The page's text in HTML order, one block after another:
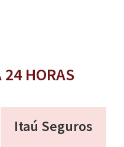
HORAS
Itaú Seguros